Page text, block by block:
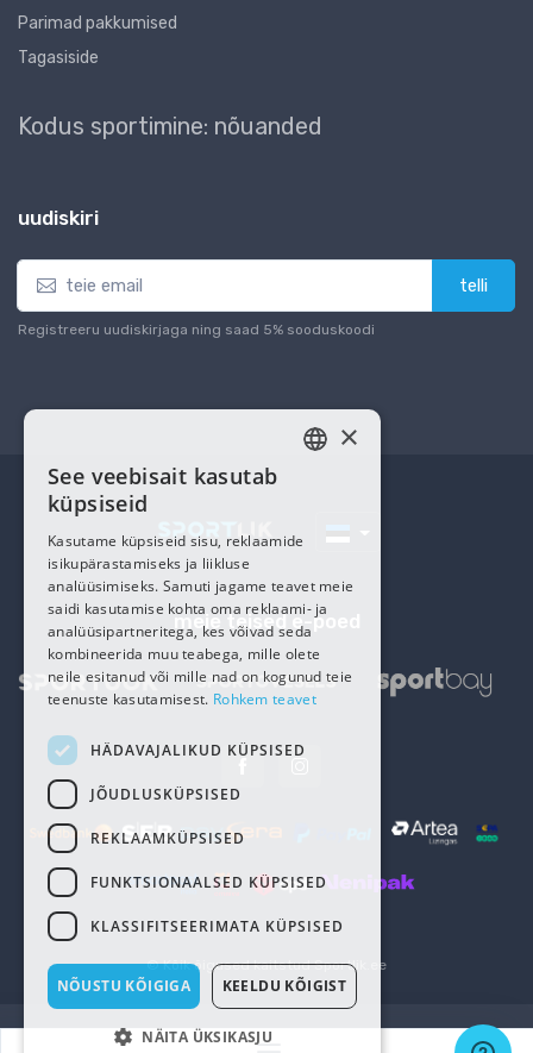
Parimad pakkumised
Tagasiside
Kodus sportimine: nõuanded
uudiskiri
telli
Registreeru uudiskirjaga ning saad 5% sooduskoodi
meie teised e-poed
© Kõik õigused kaitstudSportlik.ee
×
See veebisait kasutab
küpsiseid
Kasutame küpsiseid sisu, reklaamide
isikupärastamiseks ja liikluse
analüüsimiseks. Samuti jagame teavet meie
saidi kasutamise kohta oma reklaami- ja
analüüsipartneritega, kes võivad seda
kombineerida muu teabega, mille olete
neile esitanud või mille nad on kogunud teie
teenuste kasutamisest. Rohkem teavet
HÄDAVAJALIKUD KÜPSISED
JÕUDLUSKÜPSISED
REKLAAMKÜPSISED
FUNKTSIONAALSED KÜPSISED
KLASSIFITSEERIMATA KÜPSISED
NÕUSTU KÕIGIGA KEELDU KÕIGIST
NÄITA ÜKSIKASJU